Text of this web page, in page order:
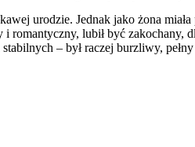
urodzie. Jednak jako żona
lubił być zakochany,
– był raczej burzliwy,